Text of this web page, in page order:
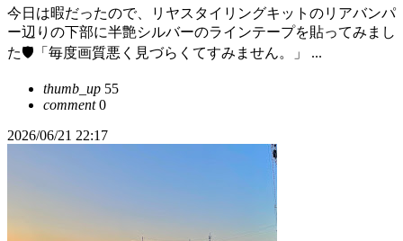
今日は暇だったので、リヤスタイリングキットのリアバンパ
ー辺りの下部に半艶シルバーのラインテープを貼ってみまし
た🛡️「毎度画質悪く見づらくてすみません。」 ...
thumb_up 55
comment0
2026/06/21 22:17